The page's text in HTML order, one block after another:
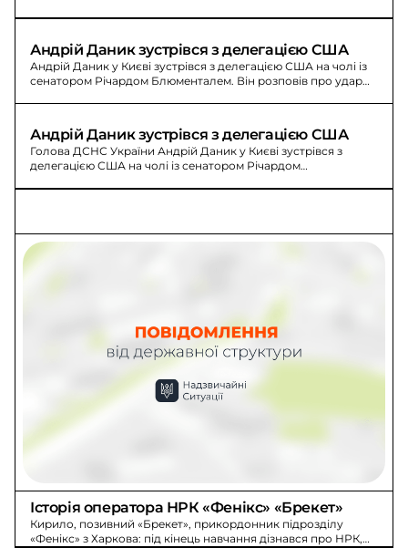
Андрій Даник зустрівся з делегацією США
Андрій Даник у Києві зустрівся з делегацією США на чолі із
сенатором Річардом Блюменталем. Він розповів про удар
Андрій Даник зустрівся з делегацією США
Голова ДСНС України Андрій Даник у Києві зустрівся з
делегацією США на чолі із сенатором Річардом
та 112.
Історія оператора НРК «Фенікс» «Брекет»
Кирило, позивний «Брекет», прикордонник підрозділу
«Фенікс» з Харкова: під кінець навчання дізнався про НРК,